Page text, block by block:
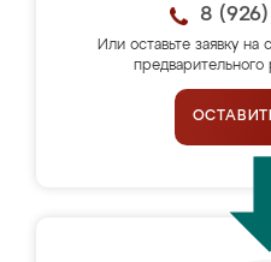
8
Или оставьте заявку на
предварительного